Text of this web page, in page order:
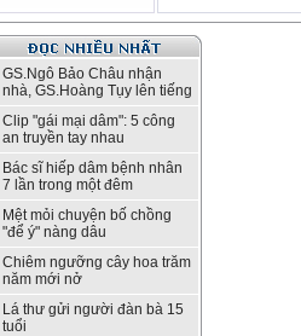
GS.Ngô Bảo Châu nhận
nhà, GS.Hoàng Tụy lên tiếng
Clip "gái mại dâm": 5 công
an truyền tay nhau
Bác sĩ hiếp dâm bệnh nhân
7 lần trong một đêm
Mệt mỏi chuyện bố chồng
"để ý" nàng dâu
Chiêm ngưỡng cây hoa trăm
năm mới nở
Lá thư gửi người đàn bà 15
tuổi